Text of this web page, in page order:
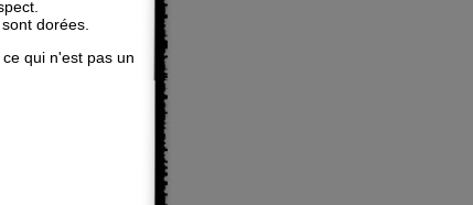
dorées.
qui n'est pas un